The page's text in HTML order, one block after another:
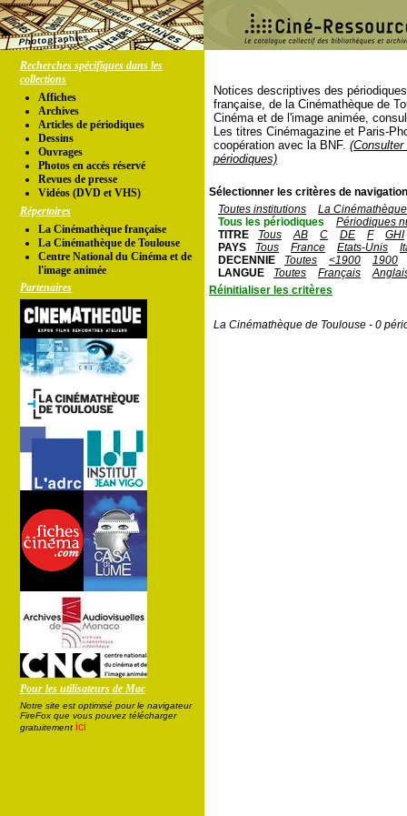
Recherches spécifiques dans les
collections
Affiches
Archives
Articles de périodiques
Dessins
Ouvrages
Photos en accés réservé
Revues de presse
Vidéos (DVD et VHS)
Répertoires
La Cinémathèque française
La Cinémathèque de Toulouse
Centre National du Cinéma et de
l'image animée
Partenaires
Pour les utilisateurs de Mac
Notre site est optimisé pour le navigateur
FireFox que vous pouvez télécharger
gratuitement ici
Notices descriptives des
française, de la Cinémathèque de
Cinéma et de l'image animée,
Les titres Cinémagazine et Paris-
coopération avec la BNF.
périodiques)
Sélectionner les critères de
Toutes institutions
La
Tous les périodiques
Périodiques
TITRE
Tous AB C DE F
GHI
PAYS
Tous France Etats-Unis
DECENNIE
Toutes <1900
1900
LANGUE
Toutes Français
Réinitialiser les critères
La Cinémathèque de Toulouse - 0